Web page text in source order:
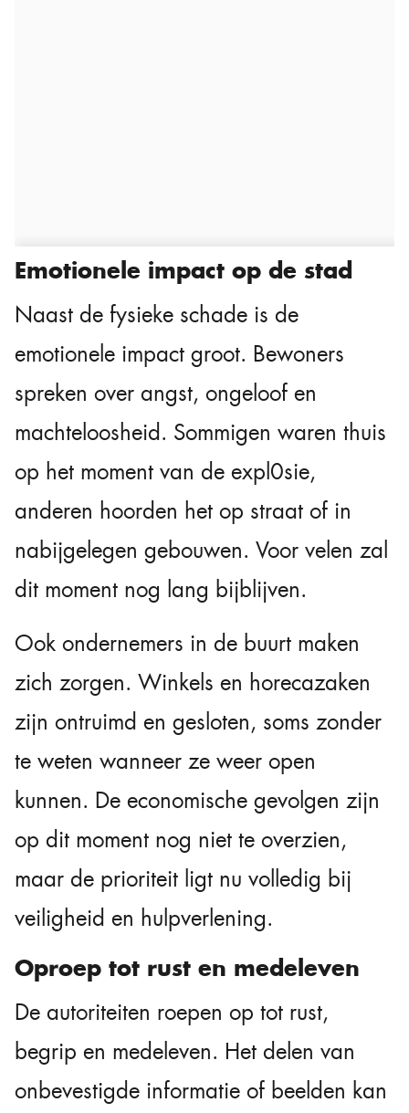
Emotionele impact op de stad
Naast de fysieke schade is de
emotionele impact groot. Bewoners
spreken over angst, ongeloof en
machteloosheid. Sommigen waren thuis
op het moment van de expl0sie,
anderen hoorden het op straat of in
nabijgelegen gebouwen. Voor velen zal
dit moment nog lang bijblijven.
Ook ondernemers in de buurt maken
zich zorgen. Winkels en horecazaken
zijn ontruimd en gesloten, soms zonder
te weten wanneer ze weer open
kunnen. De economische gevolgen zijn
op dit moment nog niet te overzien,
maar de prioriteit ligt nu volledig bij
veiligheid en hulpverlening.
Oproep tot rust en medeleven
De autoriteiten roepen op tot rust,
begrip en medeleven. Het delen van
onbevestigde informatie of beelden kan